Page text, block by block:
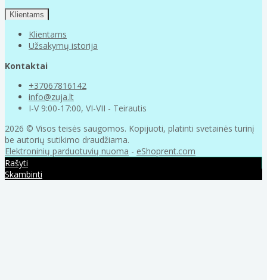
Klientams
Klientams
Užsakymų istorija
Kontaktai
+37067816142
info@zuja.lt
I-V 9:00-17:00, VI-VII - Teirautis
2026 © Visos teisės saugomos. Kopijuoti, platinti svetainės turinį
be autorių sutikimo draudžiama.
Elektroninių parduotuvių nuoma - eShoprent.com
Rašyti
Skambinti